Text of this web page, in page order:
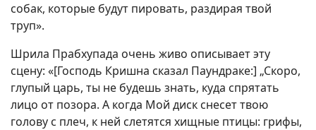
собак, которые будут пировать, раздирая твой
труп».
Шрила Прабхупада очень живо описывает эту
сцену: «[Господь Кришна сказал Паундраке:] „Скоро,
глупый царь, ты не будешь знать, куда спрятать
лицо от позора. А когда Мой диск снесет твою
голову с плеч, к ней слетятся хищные птицы: грифы,